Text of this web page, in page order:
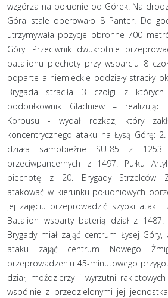
wzgórza na południe od Górek. Na
Góra stale operowało 8 Panter. Do
utrzymywała pozycje obronne 700
Góry. Przeciwnik dwukrotnie
batalionu piechoty przy wsparciu 8
odparte a niemieckie oddziały straciły
Brygada straciła 3 czołgi z
podpułkownik Gładniew –
Korpusu - wydał rozkaz, który
koncentrycznego ataku na Łysą Górę:
działa samobieżne SU-85 z 1253.
przeciwpancernych z 1497. Pułku
piechotę z 20. Brygady Strzelców
atakować w kierunku południowych
jej zajęciu przeprowadzić szybki atak i
Batalion wsparty baterią dział z
Brygady miał zająć centrum Łysej
ataku zająć centrum Nowego
przeprowadzeniu 45-minutowego
dział, moździerzy i wyrzutni
wspólnie z przedzielonymi jej